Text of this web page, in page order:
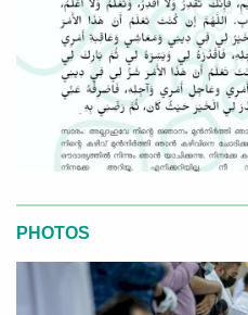
PHOTOS